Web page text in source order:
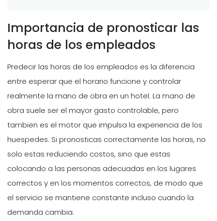
Importancia de pronosticar las
horas de los empleados
Predecir las horas de los empleados es la diferencia
entre esperar que el horario funcione y controlar
realmente la mano de obra en un hotel. La mano de
obra suele ser el mayor gasto controlable, pero
tambien es el motor que impulsa la experiencia de los
huespedes. Si pronosticas correctamente las horas, no
solo estas reduciendo costos, sino que estas
colocando a las personas adecuadas en los lugares
correctos y en los momentos correctos, de modo que
el servicio se mantiene constante incluso cuando la
demanda cambia.